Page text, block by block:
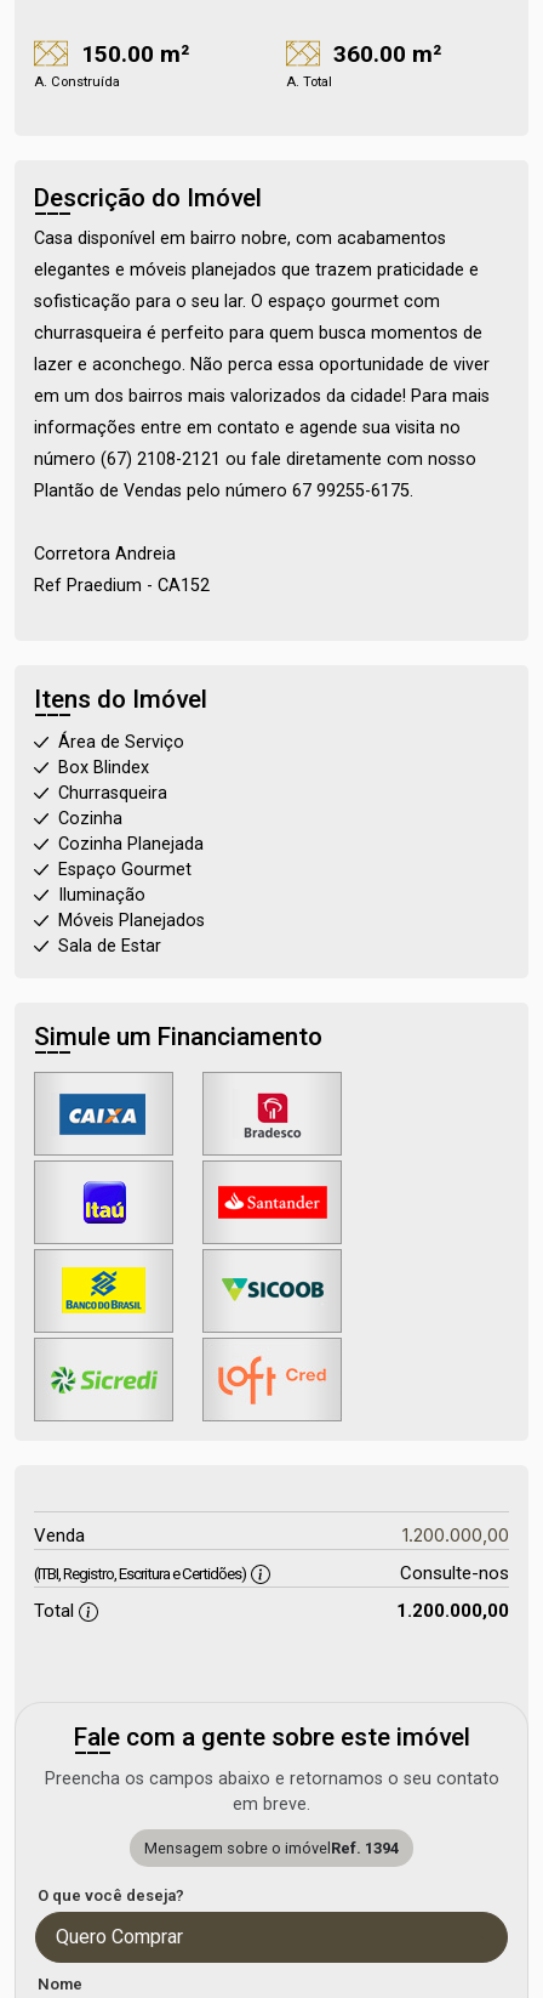
150.00 m²
A. Construída
360.00 m²
A. Total
Descrição do Imóvel
Casa disponível em bairro nobre, com acabamentos
elegantes e móveis planejados que trazem praticidade e
sofisticação para o seu lar. O espaço gourmet com
churrasqueira é perfeito para quem busca momentos de
lazer e aconchego. Não perca essa oportunidade de viver
em um dos bairros mais valorizados da cidade! Para mais
informações entre em contato e agende sua visita no
número (67) 2108-2121 ou fale diretamente com nosso
Plantão de Vendas pelo número 67 99255-6175.
Corretora Andreia
Ref Praedium - CA152
Itens do Imóvel
Área de Serviço
Box Blindex
Churrasqueira
Cozinha
Cozinha Planejada
Espaço Gourmet
Iluminação
Móveis Planejados
Sala de Estar
Simule um Financiamento
Venda 1.200.000,00
(ITBI, Registro, Escritura e Certidões)
Consulte-nos
Total
1.200.000,00
Fale com a gente sobre este imóvel
Preencha os campos abaixo e retornamos o seu contato
em breve.
Mensagem sobre o imóvel Ref. 1394
O que você deseja?
Quero Comprar
Nome